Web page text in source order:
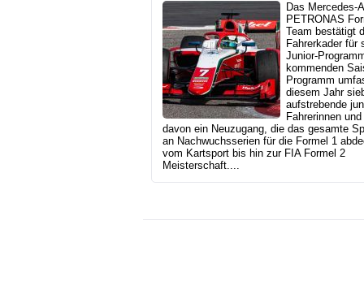
Das Mercedes-
PETRONAS
Team bestätigt
Fahrerkader für
Junior-
kommenden
Programm
diesem Jahr
aufstrebende
Fahrerinnen
davon ein Neuzugang, die das gesamte
an Nachwuchsserien für die Formel 1
vom Kartsport bis hin zur FIA Formel 2
Meisterschaft....